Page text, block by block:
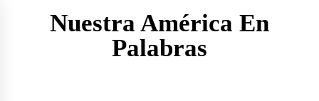
Nuestra América En
Palabras